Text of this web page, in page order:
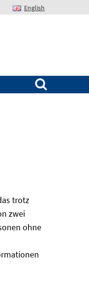
English
Suchen nach:
trotz
zwei
ohne